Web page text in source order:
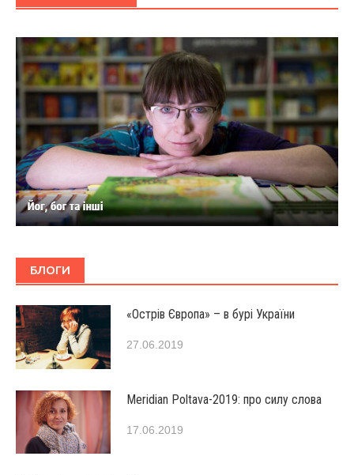
БЛОГИ
«Острів Європа» – в бурі України
27.06.2019
Мeridian Poltava-2019: про силу слова
17.06.2019